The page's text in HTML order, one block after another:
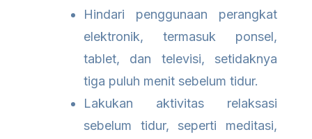
Hindari penggunaan perangkat
elektronik, termasuk ponsel,
tablet, dan televisi, setidaknya
tiga puluh menit sebelum tidur.
Lakukan aktivitas relaksasi
sebelum tidur, seperti meditasi,